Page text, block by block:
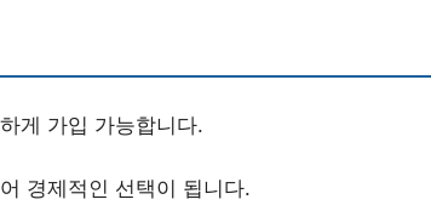
게 가입 가능합니다.
경제적인 선택이 됩니다.